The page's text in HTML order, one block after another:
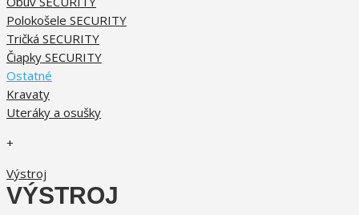
Polokošele SECURITY
Tričká SECURITY
Čiapky SECURITY
Ostatné
Kravaty
Uteráky a osušky
+
Výstroj
VÝSTROJ